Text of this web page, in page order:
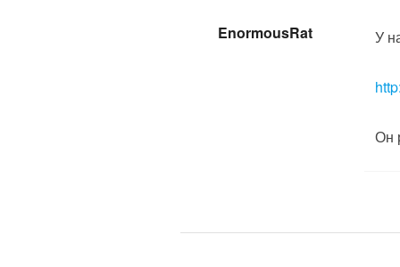
EnormousRat У
Он